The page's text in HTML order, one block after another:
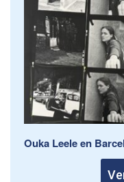
Ouka Leele en